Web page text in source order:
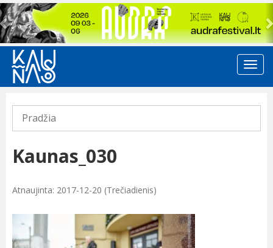
Previous
Pradžia
Kaunas_030
Atnaujinta: 2017-12-20 (Trečiadienis)